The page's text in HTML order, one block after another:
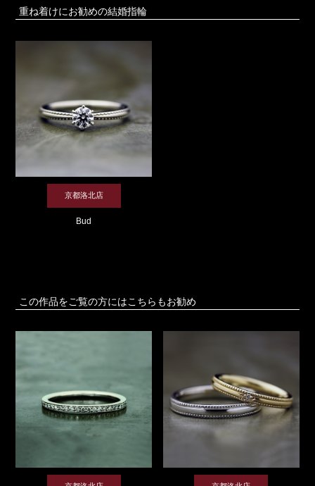
重ね着けにお勧めの結婚指輪
京都洛北店
Bud
この作品をご覧の方にはこちらもお勧め